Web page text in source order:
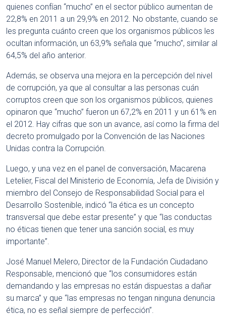
quienes confían “mucho” en el sector público aumentan de
22,8% en 2011 a un 29,9% en 2012. No obstante, cuando se
les pregunta cuánto creen que los organismos públicos les
ocultan información, un 63,9% señala que “mucho”, similar al
64,5% del año anterior.
Además, se observa una mejora en la percepción del nivel
de corrupción, ya que al consultar a las personas cuán
corruptos creen que son los organismos públicos, quienes
opinaron que “mucho” fueron un 67,2% en 2011 y un 61% en
el 2012. Hay cifras que son un avance, así como la firma del
decreto promulgado por la Convención de las Naciones
Unidas contra la Corrupción.
Luego, y una vez en el panel de conversación, Macarena
Letelier, Fiscal del Ministerio de Economía, Jefa de División y
miembro del Consejo de Responsabilidad Social para el
Desarrollo Sostenible, indicó “la ética es un concepto
transversal que debe estar presente” y que “las conductas
no éticas tienen que tener una sanción social, es muy
importante”.
José Manuel Melero, Director de la Fundación Ciudadano
Responsable, mencionó que “los consumidores están
demandando y las empresas no están dispuestas a dañar
su marca” y que “las empresas no tengan ninguna denuncia
ética, no es señal siempre de perfección”.